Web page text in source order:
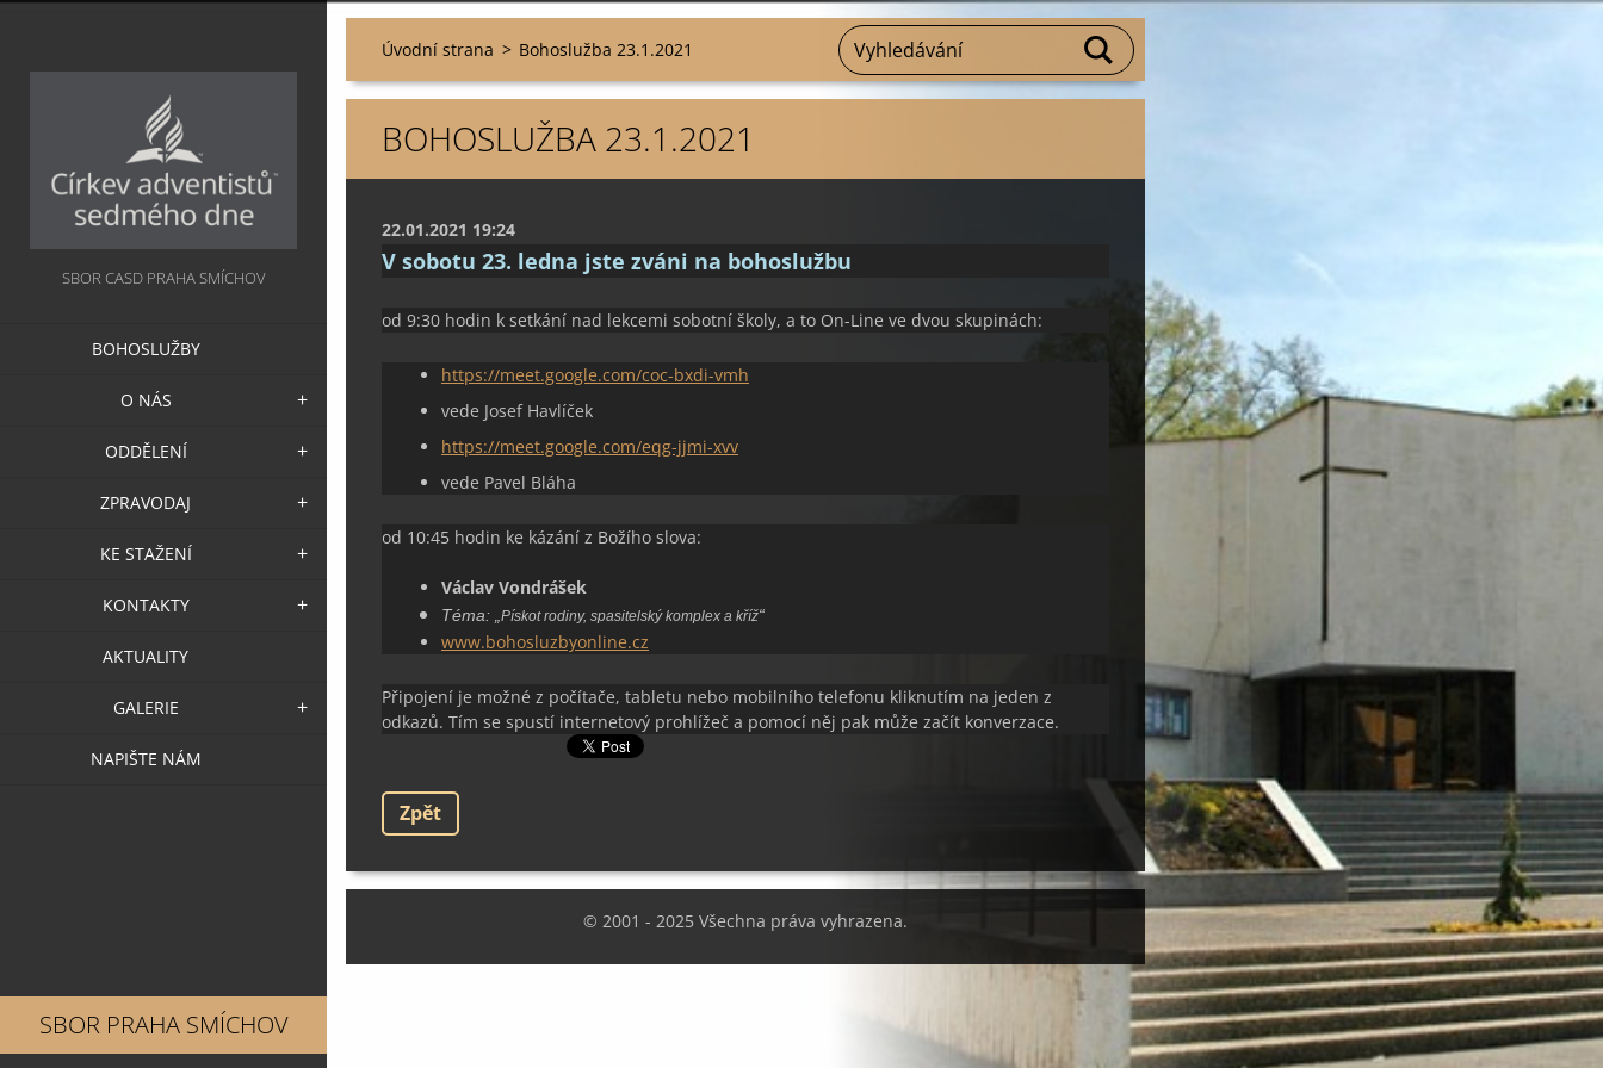
SBOR CASD PRAHA SMÍCHOV
BOHOSLUŽBY
O NÁS
ODDĚLENÍ
ZPRAVODAJ
KE STAŽENÍ
KONTAKTY
AKTUALITY
GALERIE
NAPIŠTE NÁM
SBOR PRAHA SMÍCHOV
Úvodní strana > Bohoslužba 23.1.2021
BOHOSLUŽBA 23.1.2021
22.01.2021 19:24
V sobotu 23. ledna jste zváni na bohoslužbu
od 9:30 hodin k setkání nad lekcemi sobotní školy, a to On-Line ve dvou skupinách:
https://meet.google.com/coc-bxdi-vmh
vede Josef Havlíček
https://meet.google.com/eqg-jjmi-xvv
vede Pavel Bláha
od 10:45 hodin ke kázání z Božího slova:
Václav Vondrášek
Téma: Pískot rodiny, spasitelský komplex a kříž“
www.bohosluzbyonline.cz
Připojení je možné z počítače, tabletu nebo mobilního telefonu kliknutím na jeden z
odkazů. Tím se spustí internetový prohlížeč a pomocí něj pak může začít konverzace.
Zpět
© 2001 - 2025 Všechna práva vyhrazena.